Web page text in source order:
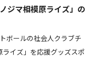
ジマ相模原ライズ」の
ボールの社会人クラブチ
イズ」を応援グッズスポ